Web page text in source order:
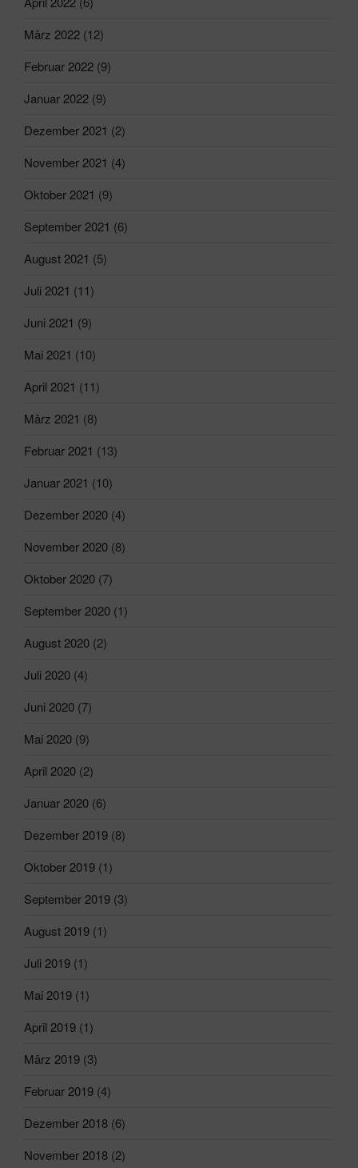
März 2022 (12)
Februar 2022 (9)
Januar 2022 (9)
Dezember 2021 (2)
November 2021 (4)
Oktober 2021 (9)
September 2021 (6)
August 2021 (5)
Juli 2021 (11)
Juni 2021 (9)
Mai 2021 (10)
April 2021 (11)
März 2021 (8)
Februar 2021 (13)
Januar 2021 (10)
Dezember 2020 (4)
November 2020 (8)
Oktober 2020 (7)
September 2020 (1)
August 2020 (2)
Juli 2020 (4)
Juni 2020 (7)
Mai 2020 (9)
April 2020 (2)
Januar 2020 (6)
Dezember 2019 (8)
Oktober 2019 (1)
September 2019 (3)
August 2019 (1)
Juli 2019 (1)
Mai 2019 (1)
April 2019 (1)
März 2019 (3)
Februar 2019 (4)
Dezember 2018 (6)
November 2018 (2)